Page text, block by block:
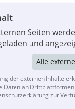
Seiten
und
Alle
der externen Inhalte
Daten an
zur